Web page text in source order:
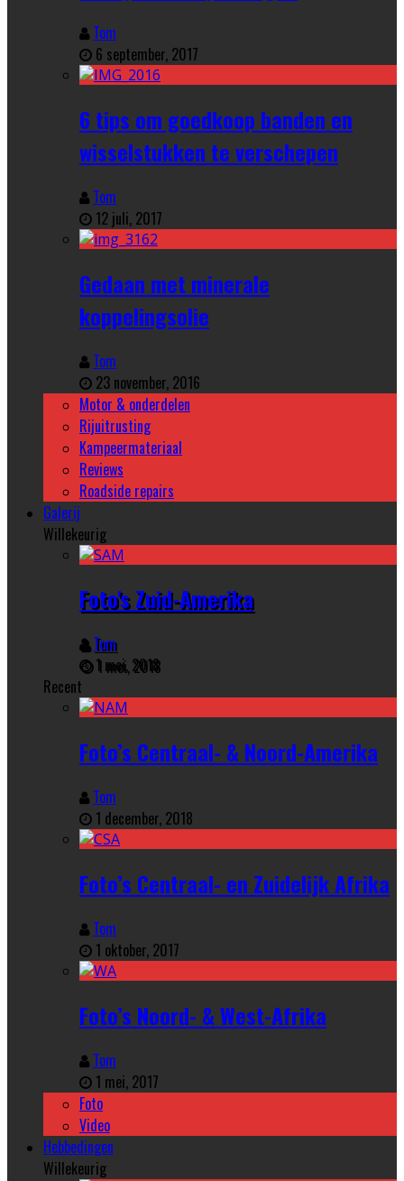
Tom
6 september, 2017
6 tips om goedkoop banden en
wisselstukken te verschepen
Tom
12 juli, 2017
Gedaan met minerale
koppelingsolie
Tom
23 november, 2016
Motor & onderdelen
Rijuitrusting
Kampeermateriaal
Reviews
Roadside repairs
Galerij
Willekeurig
Foto's Zuid-Amerika
Tom
1 mei, 2018
Recent
Foto’s Centraal- & Noord-Amerika
Tom
1 december, 2018
Foto’s Centraal- en Zuidelijk Afrika
Tom
1 oktober, 2017
Foto’s Noord- & West-Afrika
Tom
1 mei, 2017
Foto
Video
Hebbedingen
Willekeurig